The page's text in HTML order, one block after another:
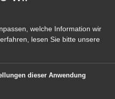
Bauherr*innen
für das zu
der EH40-
wird der
erst dann
wenn sich der/die
welche Information wir
lesen Sie bitte unsere
dieser Anwendung